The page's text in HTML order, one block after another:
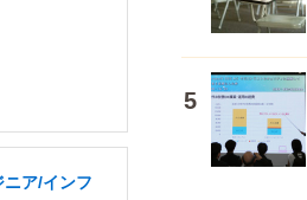
ア/インフ